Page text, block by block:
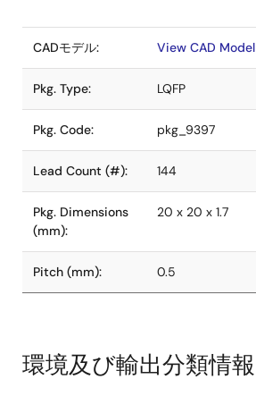
CADモデル: View CAD Model
Pkg. Type: LQFP
Pkg. Code: pkg_9397
Lead Count (#): 144
Pkg. Dimensions
(mm):
20 x 20 x 1.7
Pitch (mm): 0.5
環境及び輸出分類情報